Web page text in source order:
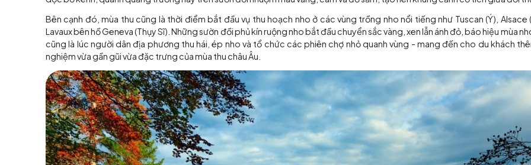
Mùa thu châu Âu có gì khiến du khách say lòng?
Mùa thu ở châu Âu kéo dài từ giữa tháng 9 đến đầu tháng 11, với nền nhiệt dao động từ 10 đến 20°C,
mát mẻ. Đây là thời điểm lý tưởng để khám phá các thành phố cổ như Bruges, Prague hay Cesky
dọc bờ kênh, quanh quảng trường hay trên sườn đồi nhuộm màu vàng, cam và đỏ sẫm, tạo nên khung
Bên cạnh đó, mùa thu cũng là thời điểm bắt đầu vụ thu hoạch nho ở các vùng trồng nho nổi tiếng
Lavaux bên hồ Geneva (Thụy Sĩ). Những sườn đồi phủ kín ruộng nho bắt đầu chuyển sắc vàng, xen lẫn ánh
cũng là lúc người dân địa phương thu hái, ép nho và tổ chức các phiên chợ nhỏ quanh vùng - mang
nghiệm vừa gần gũi vừa đặc trưng của mùa thu châu Âu.